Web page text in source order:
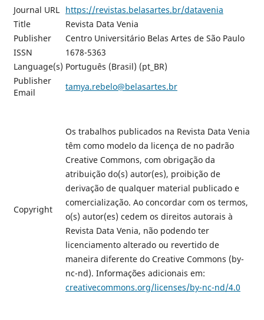
Journal URL https://revistas.belasartes.br/datavenia
Title
Revista Data Venia
Publisher
Centro Universitário Belas Artes de São Paulo
ISSN
1678-5363
Language(s) Português (Brasil) (pt_BR)
Publisher
Email
tamya.rebelo@belasartes.br
Copyright
Os trabalhos publicados na Revista Data Venia
têm como modelo da licença de no padrão
Creative Commons, com obrigação da
atribuição do(s) autor(es), proibição de
derivação de qualquer material publicado e
comercialização. Ao concordar com os termos,
o(s) autor(es) cedem os direitos autorais à
Revista Data Venia, não podendo ter
licenciamento alterado ou revertido de
maneira diferente do Creative Commons (by-
nc-nd). Informações adicionais em:
creativecommons.org/licenses/by-nc-nd/4.0